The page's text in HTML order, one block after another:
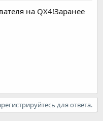
на QX4!Заранее
для ответа.